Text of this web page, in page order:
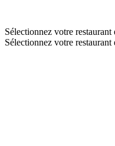
Sélectionnez votre
Sélectionnez votre